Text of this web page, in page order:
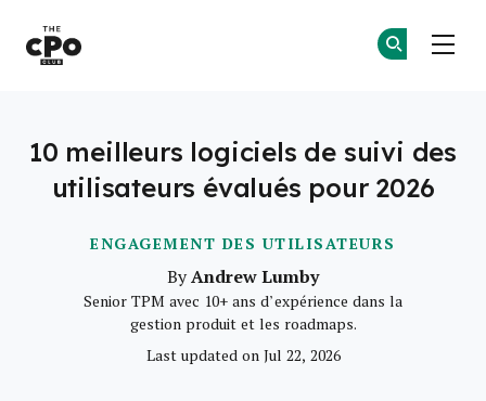
ENGAGEMENT DES UTILISATEURS
10 meilleurs logiciels de suivi des
utilisateurs évalués pour 2026
ByAndrew Lumby
Senior TPM avec 10+ ans d’expérience dans la
gestion produit et les roadmaps.
Last updated on Jul 22, 2026